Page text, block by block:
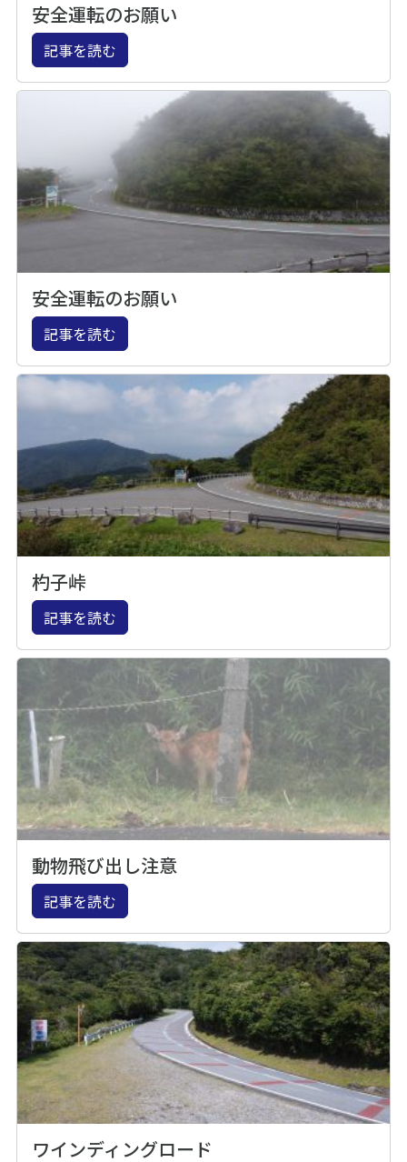
安全運転のお願い
記事を読む
安全運転のお願い
記事を読む
杓子峠
記事を読む
動物飛び出し注意
記事を読む
ワインディングロード